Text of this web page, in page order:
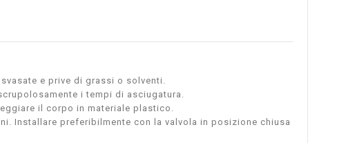
e prive di grassi o solventi.
i tempi di asciugatura.
il corpo in materiale plastico.
Installare preferibilmente con la valvola in posizione chiusa